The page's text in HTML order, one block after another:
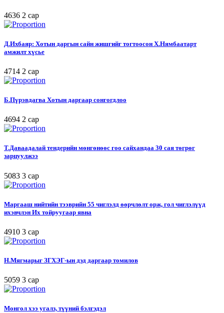
4636 2 сар
Д.Ихбаяр: Хотын даргын сайн жишгийг тогтоосон Х.Нямбаатарт
амжилт хүсье
4714 2 сар
Б.Пүрэвдагва Хотын даргаар сонгогдлоо
4694 2 сар
Т.Даваадалай тендерийн мөнгөнөөс гоо сайхандаа 30 сая төгрөг
зарцуулжээ
5083 3 сар
Маргааш нийтийн тээврийн 55 чиглэлд өөрчлөлт орж, гол чиглэлүүд
ихэвчлэн Их тойруугаар явна
4910 3 сар
Н.Мягмарыг ЗГХЭГ-ын дэд даргаар томилов
5059 3 сар
Монгол хээ угалз, түүний бэлгэдэл